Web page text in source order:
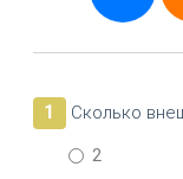
1
Сколько
2